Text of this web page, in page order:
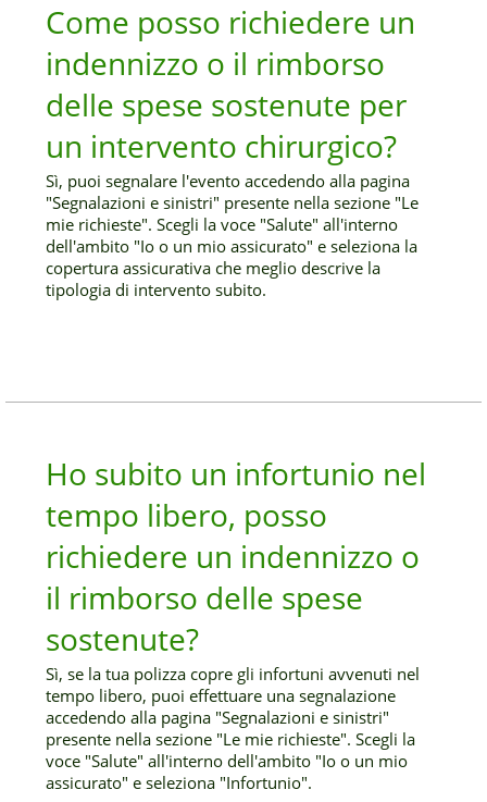
Come posso richiedere un
indennizzo o il rimborso
delle spese sostenute per
un intervento chirurgico?
Sì, puoi segnalare l'evento accedendo alla pagina
"Segnalazioni e sinistri" presente nella sezione "Le
mie richieste". Scegli la voce "Salute" all'interno
dell'ambito "Io o un mio assicurato" e seleziona la
copertura assicurativa che meglio descrive la
tipologia di intervento subito.
Ho subito un infortunio nel
tempo libero, posso
richiedere un indennizzo o
il rimborso delle spese
sostenute?
Sì, se la tua polizza copre gli infortuni avvenuti nel
tempo libero, puoi effettuare una segnalazione
accedendo alla pagina "Segnalazioni e sinistri"
presente nella sezione "Le mie richieste". Scegli la
voce "Salute" all'interno dell'ambito "Io o un mio
assicurato" e seleziona "Infortunio".